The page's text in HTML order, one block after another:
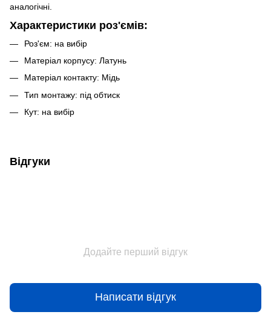
аналогічні.
Характеристики роз'ємів:
Роз'єм: на вибір
Матеріал корпусу: Латунь
Матеріал контакту: Мідь
Тип монтажу: під обтиск
Кут: на вибір
Відгуки
Додайте перший відгук
Написати відгук